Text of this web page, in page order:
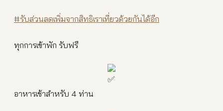
#รับส่วนลดเพิ่มจากสิทธิเราเที่ยวด้วยกันได้อีก
ทุกการเข้าพัก รับฟรี
อาหารเช้าสำหรับ 4 ท่าน